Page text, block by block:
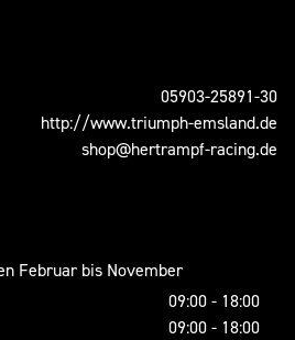
05903-25891-30
http://www.triumph-emsland.de
shop@hertrampf-racing.de
Februar bis November
09:00 - 18:00
09:00 - 18:00